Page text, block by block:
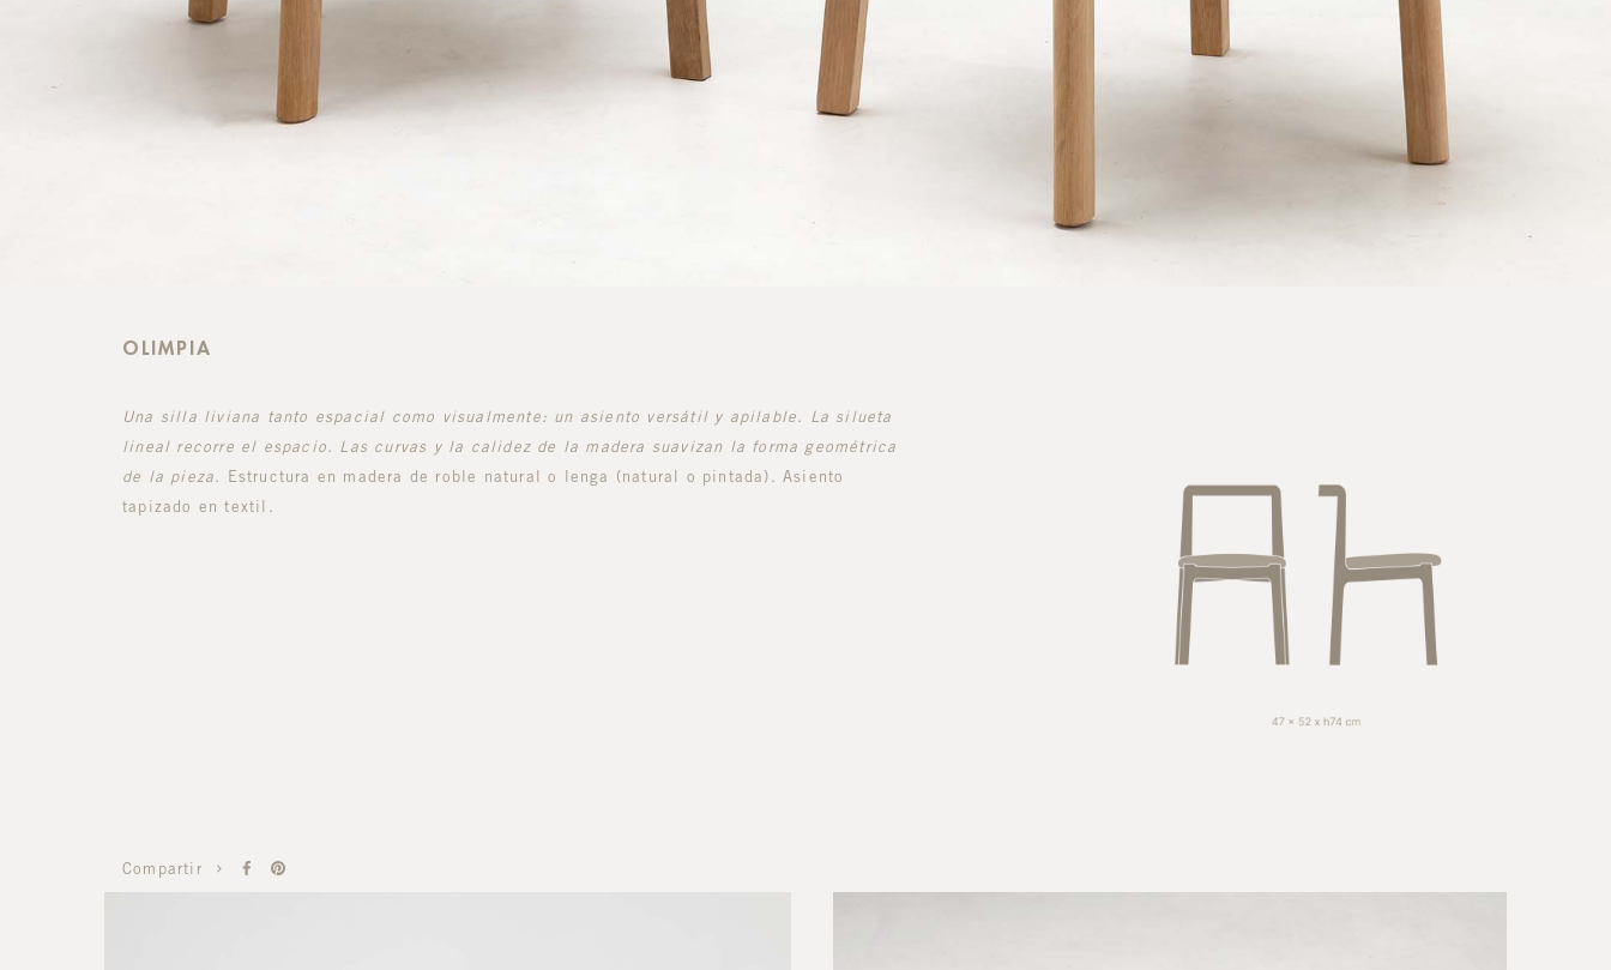
OLIMPIA
Una silla liviana tanto espacial como visualmente: un asiento versátil y apilable. La silueta
lineal recorre el espacio. Las curvas y la calidez de la madera suavizan la forma geométrica
de la pieza.
Estructura en madera de roble natural o lenga (natural o pintada). Asiento
tapizado en textil.
Compartir